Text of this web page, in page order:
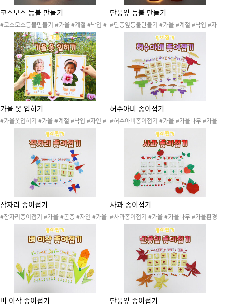
코스모스 등불 만들기
#코스모스등불만들기 #가을 #계절 #낙엽 #
자연 #자연물 #가을나무 #가을꽃 #가을환경
#가을활동 #가을놀이 #가을프로젝트 #가을
만들기 #가을등불 #가을등 #미술활동 #코스
모스축제
단풍잎 등불 만들기
#단풍잎등불만들기 #가을 #계절 #낙엽 #자
연 #자연물 #가을나무 #가을꽃 #가을환경 #
단풍잎 #은행잎 #가을활동 #가을놀이 #가을
프로젝트 #가을만들기 #가을등불 #가을등 #
미술활동 #자연물활동 #단풍축제 #단풍놀이
가을 옷 입히기
#가을옷입히기 #가을 #계절 #낙엽 #자연 #
자연물 #가을나무 #가을꽃 #가을환경 #가을
활동 #가을놀이 #가을프로젝트 #가을옷 #봄
옷 #봄옷입히기 #봄활동 #자연물옷패턴 #옷
패턴 #옷꾸미기 #바깥활동 #바깥놀이 #미술
활동 #자연물활동 #계절활동 #가을산책놀이
허수아비 종이접기
#허수아비종이접기 #가을 #가을나무 #가을
환경 #가을활동 #가을놀이 #가을프로젝트 #
가을꾸미기 #가을게시판 #가을환경판 #가을
종이접기 #종이접기 #색종이접기 #소근육발
달 #가을틈새놀이 #틈새놀이 #농촌
잠자리 종이접기
#잠자리종이접기 #가을 #곤충 #자연 #가을
나무 #가을꽃 #가을환경 #가을활동 #가을놀
이 #가을프로젝트 #가을꾸미기 #가을게시판
#가을환경판 #가을종이접기 #종이접기 #색
종이접기 #소근육발달 #가을틈새놀이 #틈새
사과 종이접기
#사과종이접기 #가을 #가을나무 #가을환경
#가을활동 #가을놀이 #가을프로젝트 #가을
꾸미기 #가을게시판 #가을환경판 #가을종이
접기 #종이접기 #색종이접기 #소근육발달 #
감종이접기 #가을틈새놀이 #틈새놀이 #가을
벼 이삭 종이접기 단풍잎 종이접기